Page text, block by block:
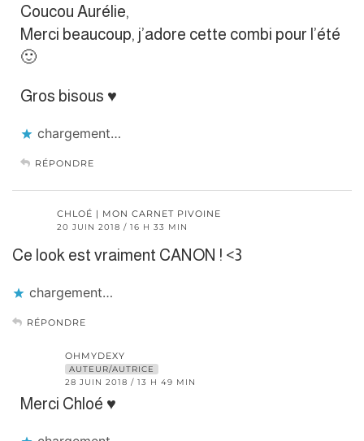
Coucou Aurélie,
Merci beaucoup, j’adore cette combi pour l’été
🙂
Gros bisous ♥
chargement…
RÉPONDRE
CHLOÉ | MON CARNET PIVOINE
20 JUIN 2018 / 16 H 33 MIN
Ce look est vraiment CANON ! <3
chargement…
RÉPONDRE
OHMYDEXY
AUTEUR/AUTRICE
28 JUIN 2018 / 13 H 49 MIN
Merci Chloé ♥